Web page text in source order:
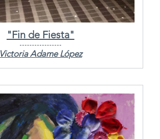
"Fin de Fiesta"
Victoria Adame López